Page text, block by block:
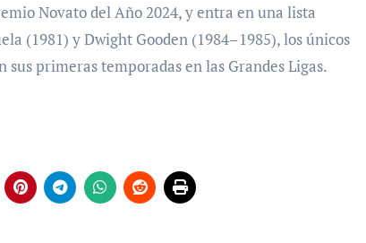
Novato del Año 2024, y entra en una lista
(1981) y Dwight Gooden (1984–1985), los únicos
primeras temporadas en las Grandes Ligas.